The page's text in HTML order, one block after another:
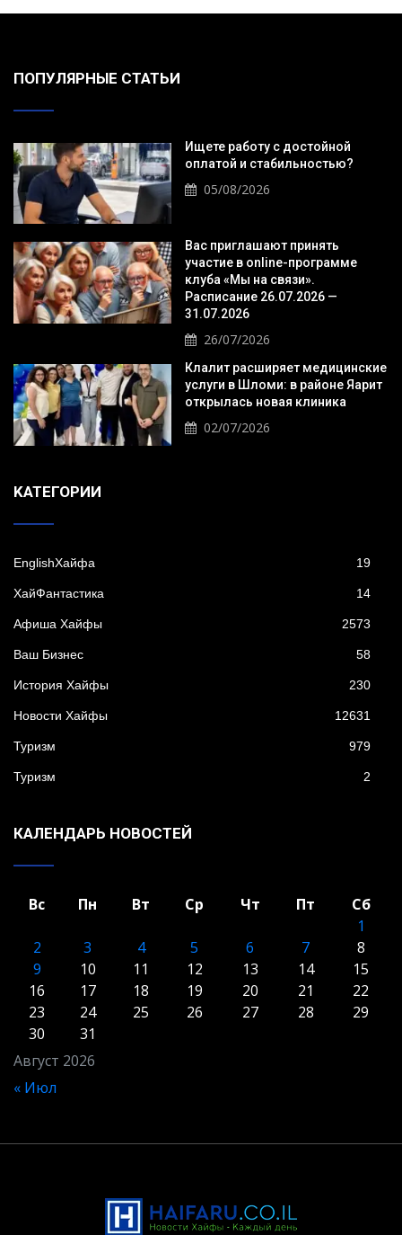
ПОПУЛЯРНЫЕ СТАТЬИ
Ищете работу с достойной
оплатой и стабильностью?
05/08/2026
Вас приглашают принять
участие в online-программе
клуба «Мы на связи».
Расписание 26.07.2026 —
31.07.2026
26/07/2026
Клалит расширяет медицинские
услуги в Шломи: в районе Яарит
открылась новая клиника
02/07/2026
KАТЕГОРИИ
EnglishХайфа 19
XайФантастика 14
Афиша Хайфы 2573
Ваш Бизнес 58
История Хайфы 230
Новости Хайфы 12631
Туризм 979
Туризм 2
КАЛЕНДАРЬ НОВОСТЕЙ
Август 2026
Вс Пн Вт Ср Чт Пт
Сб
1
2
3 4 5 6 7
8
9
10 11 12 13 14
15
16
17 18 19 20 21
22
23
24 25 26 27 28
29
30
31
« Июл